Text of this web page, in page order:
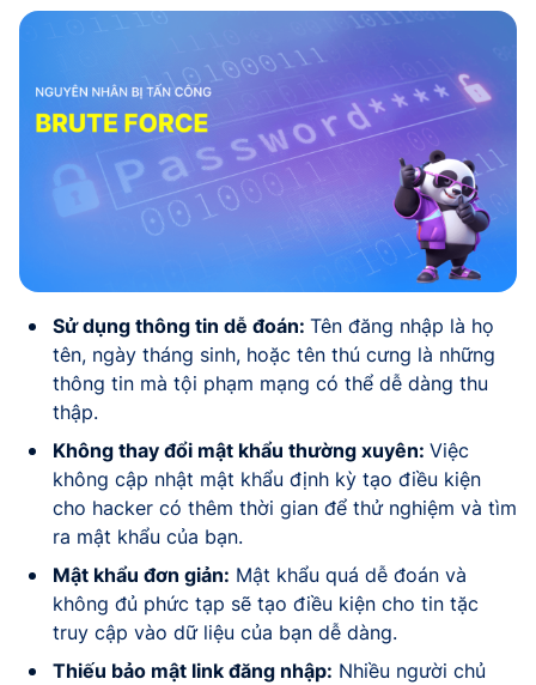
Sử dụng thông tin dễ đoán: Tên đăng nhập là họ
tên, ngày tháng sinh, hoặc tên thú cưng là những
thông tin mà tội phạm mạng có thể dễ dàng thu
thập.
Không thay đổi mật khẩu thường xuyên: Việc
không cập nhật mật khẩu định kỳ tạo điều kiện
cho hacker có thêm thời gian để thử nghiệm và tìm
ra mật khẩu của bạn.
Mật khẩu đơn giản: Mật khẩu quá dễ đoán và
không đủ phức tạp sẽ tạo điều kiện cho tin tặc
truy cập vào dữ liệu của bạn dễ dàng.
Thiếu bảo mật link đăng nhập: Nhiều người chủ